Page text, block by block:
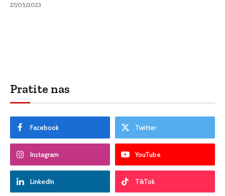
27/05/2023
Pratite nas
Facebook Twitter
Instagram YouTube
LinkedIn TikTok